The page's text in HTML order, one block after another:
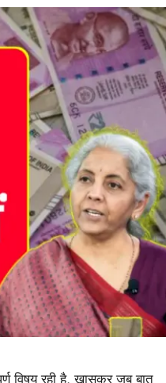
विषय रही है, खासकर जब बात